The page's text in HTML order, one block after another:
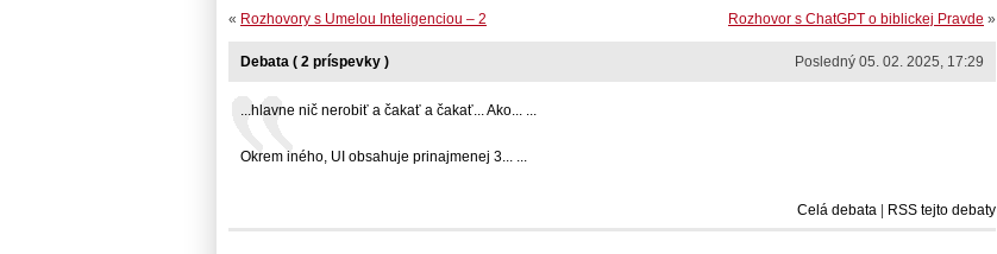
Rozhovor s ChatGPT o biblickej Pravde »
« Rozhovory s Umelou Inteligenciou – 2
Posledný 05. 02. 2025, 17:29
Debata ( 2 príspevky )
...hlavne nič nerobiť a čakať a čakať... Ako... ...
Okrem iného, UI obsahuje prinajmenej 3... ...
Celá debata RSS tejto debaty